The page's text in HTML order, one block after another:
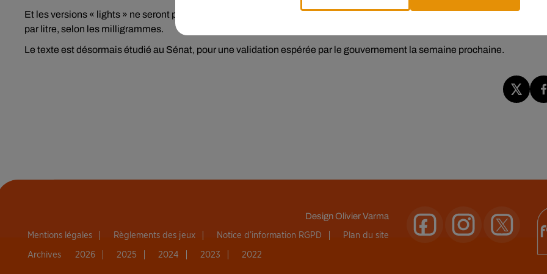
Et les versions « lights » ne seront pas épargnées, puisque la taxe sur les édulcorants passe elle de 3,34 à 4,5 ou 6 centimes
par litre, selon les milligrammes.
Le texte est désormais étudié au Sénat, pour une validation espérée par le gouvernement la semaine prochaine.
DesignOlivier Varma
Mentions légales Règlements des jeux Notice d’information RGPD Plan du site
Archives 2026 2025 2024 2023 2022